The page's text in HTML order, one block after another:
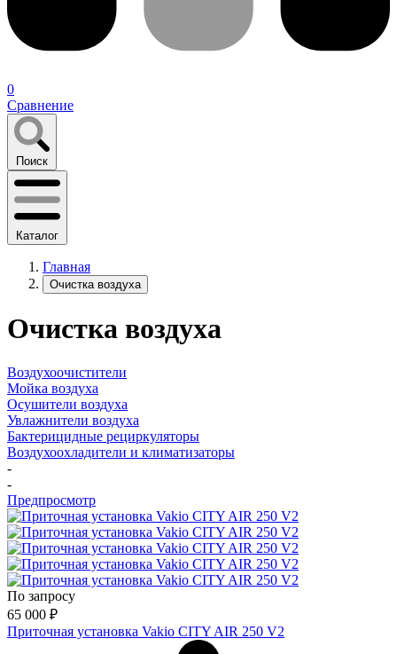
0
Сравнение
Поиск
Каталог
Главная
Очистка воздуха
Очистка воздуха
Воздухоочистители
Мойка воздуха
Осушители воздуха
Увлажнители воздуха
Бактерицидные рециркуляторы
Воздухоохладители и климатизаторы
-
-
Предпросмотр
По запросу
65 000 ₽
Приточная установка Vakio CITY AIR 250 V2